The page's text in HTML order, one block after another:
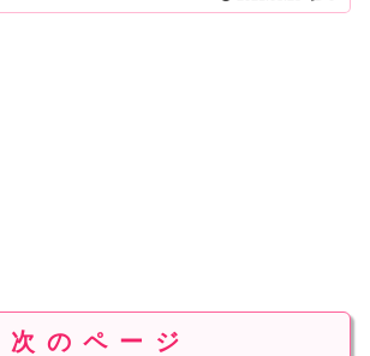
定。旦那と義父でローン組みました。
次のページ